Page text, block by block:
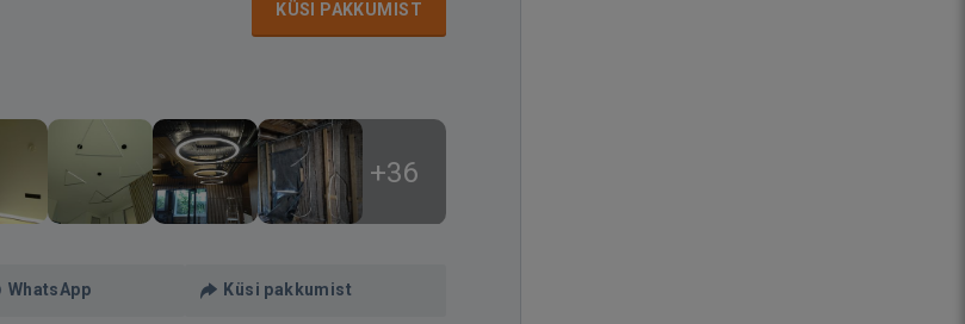
KÜSI PAKKUMIST
+36
WhatsApp Küsi pakkumist